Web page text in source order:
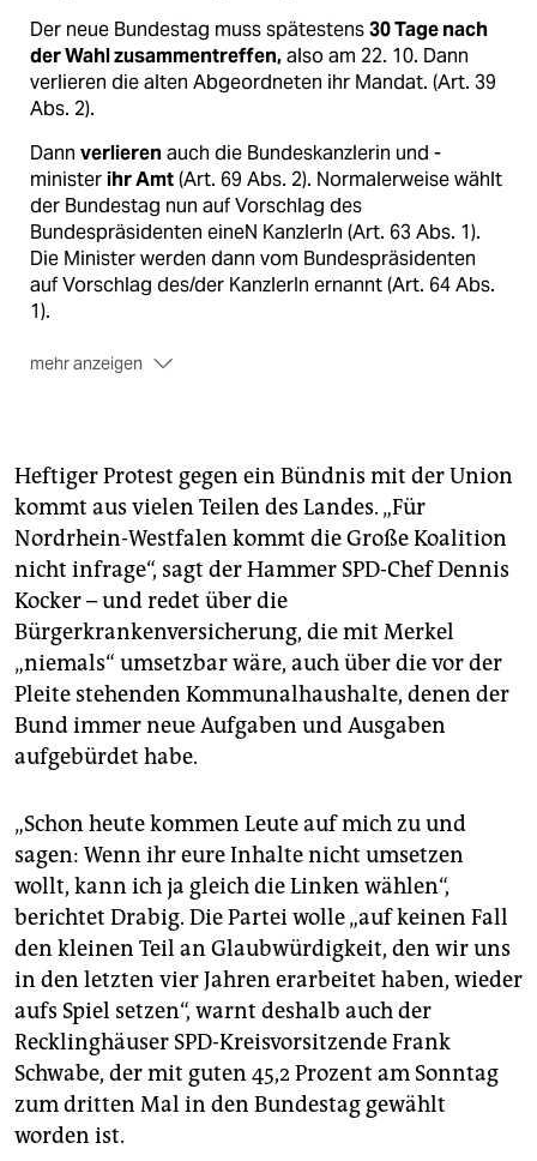
Der neue Bundestag muss spätestens30 Tage nach
der Wahl zusammentreffen,also am 22. 10. Dann
verlieren die alten Abgeordneten ihr Mandat. (Art. 39
Abs. 2).
Dann verlierenauch die Bundeskanzlerin und -
ministerihr Amt(Art. 69 Abs. 2). Normalerweise wählt
der Bundestag nun auf Vorschlag des
Bundespräsidenten eineN KanzlerIn (Art. 63 Abs. 1).
Die Minister werden dann vom Bundespräsidenten
auf Vorschlag des/der KanzlerIn ernannt (Art. 64 Abs.
1).
mehr anzeigen
seinem Vorschlag und bittet die bisherige Regierung,
geschäftsführend im Amt zu bleiben. Dieser Bitte
müssen sie entsprechen (Art. 69 Abs. 3). Es kann also
sein, dass dieFDP-Minister länger im Amtbleiben als
die FDP-Abgeordneten.
Diese Regelungen sichern die Handlungsfähigkeit der
Bundespolitik. Der neu gebildete Bundestag kann
auch unaufschiebbareGesetze beschließen,bevor
die neue Regierung im Amt ist.
Der Bundespräsident kann mit seinem Kanzler-
Vorschlag warten, bis die Koalitionsverhandlungen
Wird er ungeduldig, kann er auch nach eigenem
Ermessen eine Person als Kanzler vorschlagen. Wird
die nicht gewählt, kann dies zu Neuwahlen führen.
(chr)
Heftiger Protest gegen ein Bündnis mit der Union
kommt aus vielen Teilen des Landes. „Für
Nordrhein-Westfalen kommt die Große Koalition
nicht infrage“, sagt der Hammer SPD-Chef Dennis
Kocker – und redet über die
Bürgerkrankenversicherung, die mit Merkel
„niemals“ umsetzbar wäre, auch über die vor der
Pleite stehenden Kommunalhaushalte, denen der
Bund immer neue Aufgaben und Ausgaben
aufgebürdet habe.
„Schon heute kommen Leute auf mich zu und
sagen: Wenn ihr eure Inhalte nicht umsetzen
wollt, kann ich ja gleich die Linken wählen“,
berichtet Drabig. Die Partei wolle „auf keinen Fall
den kleinen Teil an Glaubwürdigkeit, den wir uns
in den letzten vier Jahren erarbeitet haben, wieder
aufs Spiel setzen“, warnt deshalb auch der
Recklinghäuser SPD-Kreisvorsitzende Frank
Schwabe, der mit guten 45,2 Prozent am Sonntag
zum dritten Mal in den Bundestag gewählt
worden ist.